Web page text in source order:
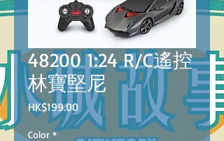
48200 1:24 R/C遙控
林寶堅尼
HK$199.00價
格
Color *